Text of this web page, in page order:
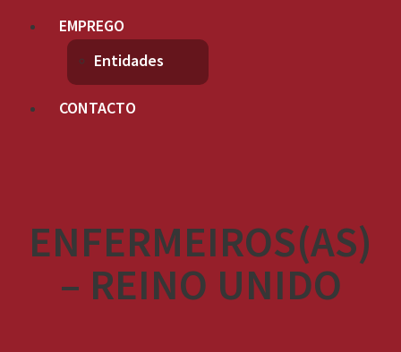
EMPREGO
Entidades
CONTACTO
ENFERMEIROS(AS)
– REINO UNIDO